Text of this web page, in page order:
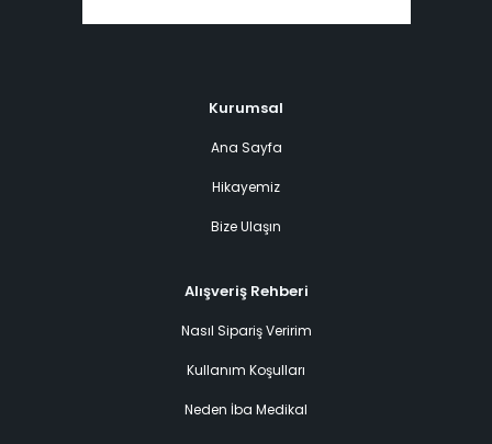
Kurumsal
Ana Sayfa
Hikayemiz
Bize Ulaşın
Alışveriş Rehberi
Nasıl Sipariş Veririm
Kullanım Koşulları
Neden İba Medikal